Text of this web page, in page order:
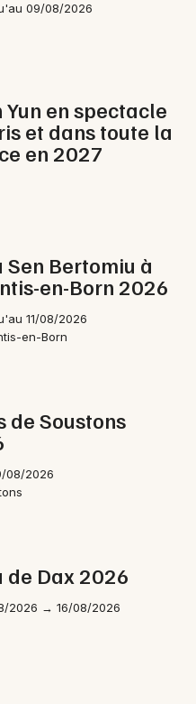
Aquitaine
09/08/2026
Yun en spectacle
et dans toute la
en 2027
Sen Bertomiu à
en-Born 2026
11/08/2026
en-Born
de Soustons
08/2026
de Dax 2026
2026 → 16/08/2026